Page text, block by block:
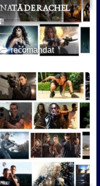
DE RACHEL
recomandat